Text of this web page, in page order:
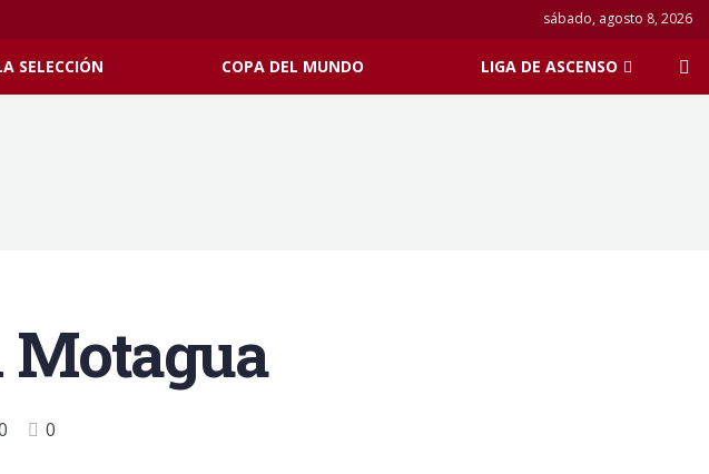
sábado, agosto 8, 2026
SELECCIÓN COPA DEL MUNDO LIGA DE ASCENSO
Motagua
0